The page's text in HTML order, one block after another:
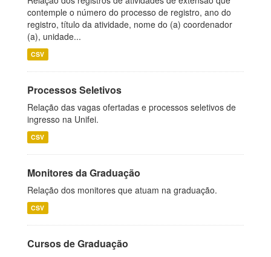
contemple o número do processo de registro, ano do
registro, título da atividade, nome do (a) coordenador
(a), unidade...
CSV
Processos Seletivos
Relação das vagas ofertadas e processos seletivos de
ingresso na Unifei.
CSV
Monitores da Graduação
Relação dos monitores que atuam na graduação.
CSV
Cursos de Graduação